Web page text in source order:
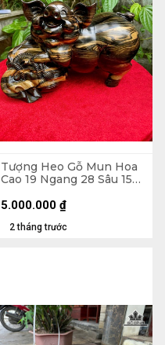
Tượng Heo Gỗ Mun Hoa
Cao 19 Ngang 28 Sâu 15
2 tháng trước
5.000.000 ₫